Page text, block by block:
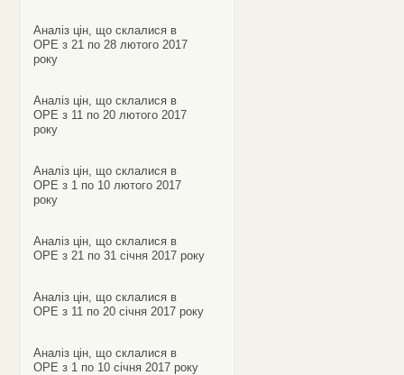
Аналіз цін, що склалися в
ОРЕ з 21 по 28 лютого 2017
року
Аналіз цін, що склалися в
ОРЕ з 11 по 20 лютого 2017
року
Аналіз цін, що склалися в
ОРЕ з 1 по 10 лютого 2017
року
Аналіз цін, що склалися в
ОРЕ з 21 по 31 січня 2017 року
Аналіз цін, що склалися в
ОРЕ з 11 по 20 січня 2017 року
Аналіз цін, що склалися в
ОРЕ з 1 по 10 січня 2017 року